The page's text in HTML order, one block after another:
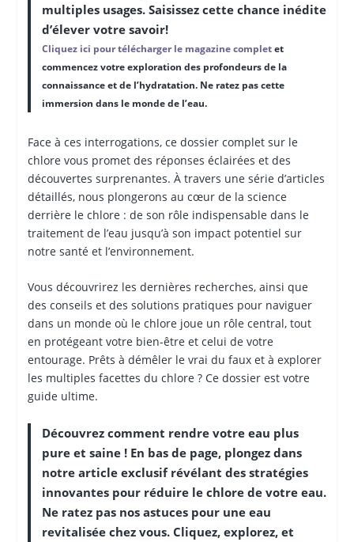
multiples usages. Saisissez cette chance inédite
d’élever votre savoir!
Cliquez ici pour télécharger le magazine completet
commencez votre exploration des profondeurs de la
connaissance et de l’hydratation. Ne ratez pas cette
immersion dans le monde de l’eau.
Face à ces interrogations, ce dossier complet sur le
chlore vous promet des réponses éclairées et des
découvertes surprenantes. À travers une série d’articles
détaillés, nous plongerons au cœur de la science
derrière le chlore : de son rôle indispensable dans le
traitement de l’eau jusqu’à son impact potentiel sur
notre santé et l’environnement.
Vous découvrirez les dernières recherches, ainsi que
des conseils et des solutions pratiques pour naviguer
dans un monde où le chlore joue un rôle central, tout
en protégeant votre bien-être et celui de votre
entourage. Prêts à démêler le vrai du faux et à explorer
les multiples facettes du chlore ? Ce dossier est votre
guide ultime.
Découvrez comment rendre votre eau plus
pure et saine ! En bas de page, plongez dans
notre article exclusif révélant des stratégies
innovantes pour réduire le chlore de votre eau.
Ne ratez pas nos astuces pour une eau
revitalisée chez vous. Cliquez, explorez, et